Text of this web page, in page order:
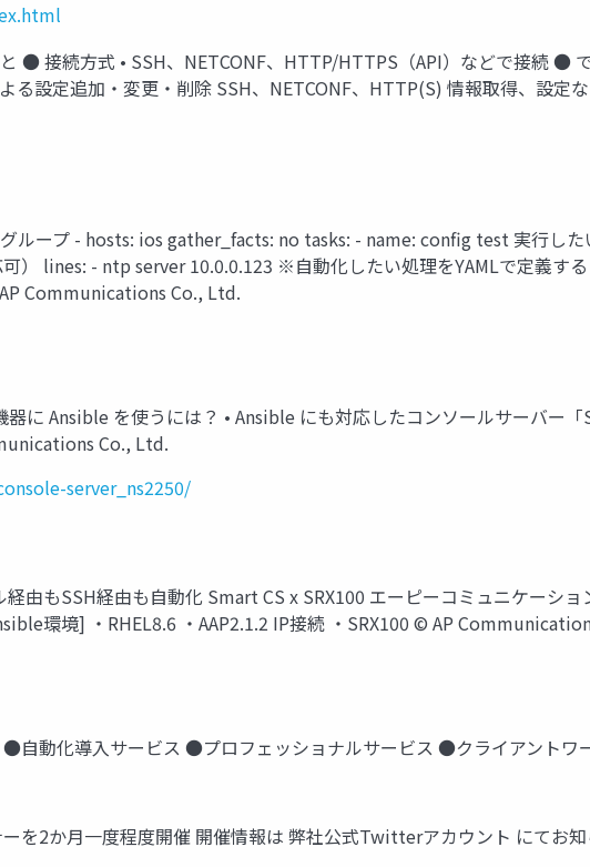
● 接続方式 • SSH、NETCONF、HTTP/HTTPS（API）などで接続 ●
る設定追加・変更・削除 SSH、NETCONF、HTTP(S) 情報取得、設定
ループ - hosts: ios gather_facts: no tasks: - name: config test 実行した
） lines: - ntp server 10.0.0.123 ※自動化したい処理をYAMLで定義す
Communications Co., Ltd.
に Ansible を使うには？ • Ansible にも対応したコンソールサーバー
Co., Ltd.
server_ns2250/
由もSSH経由も自動化 Smart CS x SRX100 エーピーコミュニケーショ
環境] ・RHEL8.6 ・AAP2.1.2 IP接続 ・SRX100 © AP
自動化導入サービス ●プロフェッショナルサービス ●クライアントワ
を2か月一度程度開催 開催情報は 弊社公式Twitterアカウント にてお